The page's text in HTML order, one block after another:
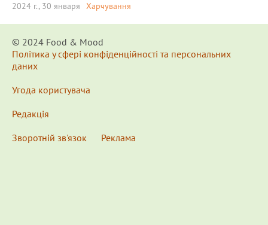
2024 г., 30 января Харчування
© 2024 Food & Мood
Політика у сфері конфіденційності та персональних
даних
Угода користувача
Редакція
Зворотній зв'язок
Реклама